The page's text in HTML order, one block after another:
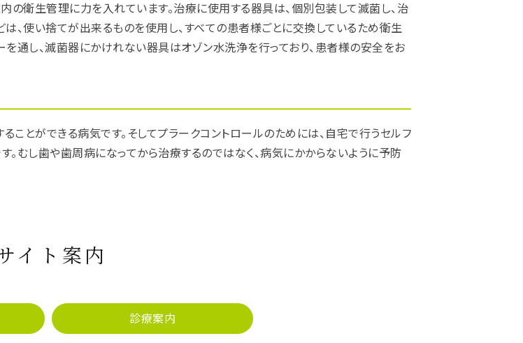
衛生管理に力を入れています。治療に使用する器具は、個別包装して滅菌し、治
、使い捨てが出来るものを使用し、すべての患者様ごとに交換しているため衛生
を通し、滅菌器にかけれない器具はオゾン水洗浄を行っており、患者様の安全をお
ことができる病気です。そしてプラークコントロールのためには、自宅で行うセルフ
むし歯や歯周病になってから治療するのではなく、病気にかからないように予防
イト案内
診療案内